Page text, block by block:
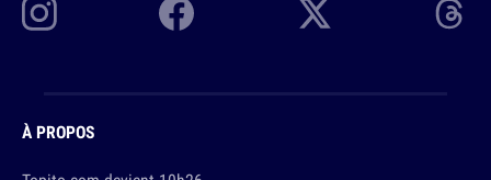
À PROPOS